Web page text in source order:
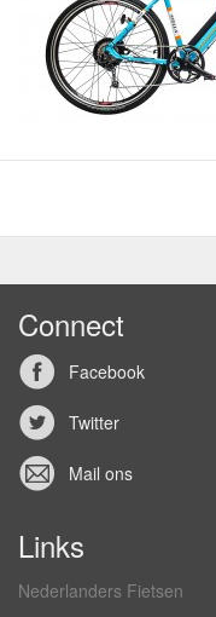
Connect
Facebook
Twitter
Mail ons
Links
Nederlanders Fietsen